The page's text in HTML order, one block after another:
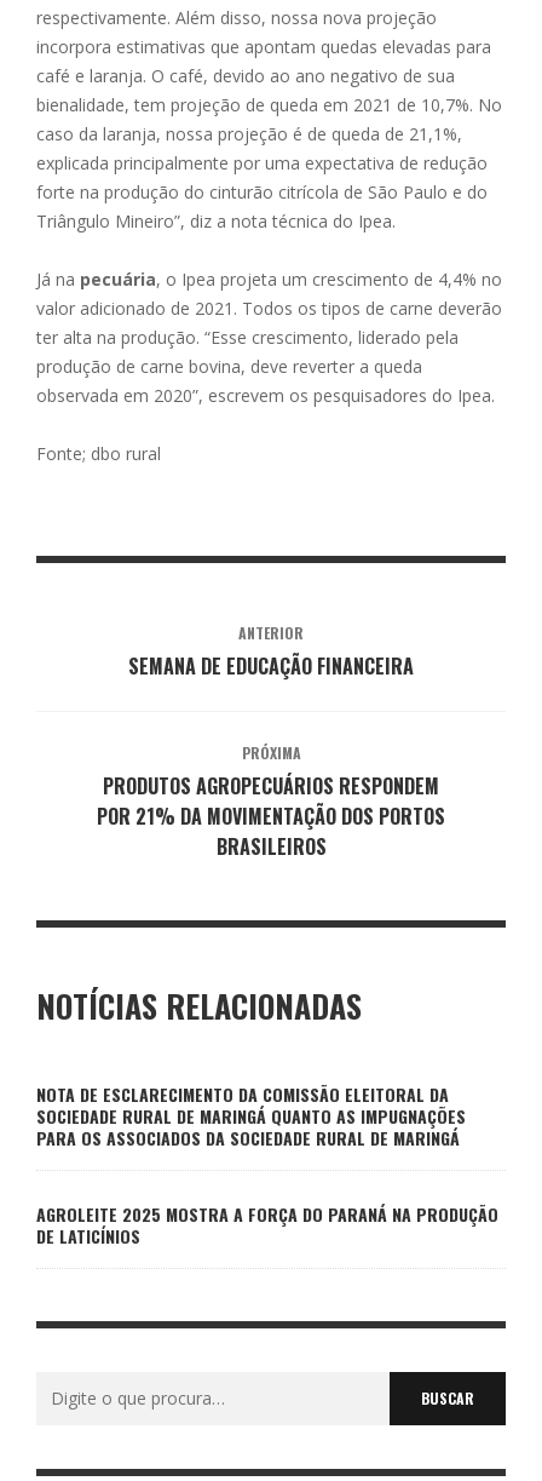
respectivamente. Além disso, nossa nova projeção
incorpora estimativas que apontam quedas elevadas para
café e laranja. O café, devido ao ano negativo de sua
bienalidade, tem projeção de queda em 2021 de 10,7%. No
caso da laranja, nossa projeção é de queda de 21,1%,
explicada principalmente por uma expectativa de redução
forte na produção do cinturão citrícola de São Paulo e do
Triângulo Mineiro”, diz a nota técnica do Ipea.
Já na pecuária, o Ipea projeta um crescimento de 4,4% no
valor adicionado de 2021. Todos os tipos de carne deverão
ter alta na produção. “Esse crescimento, liderado pela
produção de carne bovina, deve reverter a queda
observada em 2020”, escrevem os pesquisadores do Ipea.
Fonte; dbo rural
ANTERIOR
SEMANA DE EDUCAÇÃO FINANCEIRA
PRÓXIMA
PRODUTOS AGROPECUÁRIOS RESPONDEM
POR 21% DA MOVIMENTAÇÃO DOS PORTOS
BRASILEIROS
NOTÍCIAS RELACIONADAS
NOTA DE ESCLARECIMENTO DA COMISSÃO ELEITORAL DA
SOCIEDADE RURAL DE MARINGÁ QUANTO AS IMPUGNAÇÕES
PARA OS ASSOCIADOS DA SOCIEDADE RURAL DE MARINGÁ
AGROLEITE 2025 MOSTRA A FORÇA DO PARANÁ NA PRODUÇÃO
DE LATICÍNIOS